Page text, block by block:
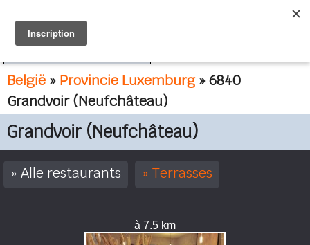
België » Provincie Luxemburg» 6840
Grandvoir (Neufchâteau)
Grandvoir (Neufchâteau)
Alle restaurants Terrasses
à 7.5 km